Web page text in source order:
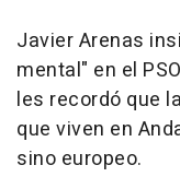
Javier Arenas
mental" en el
les recordó que
que viven en
sino europeo.